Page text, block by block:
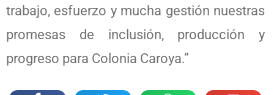
trabajo, esfuerzo y mucha gestión nuestras
promesas de inclusión, producción y
progreso para Colonia Caroya.”